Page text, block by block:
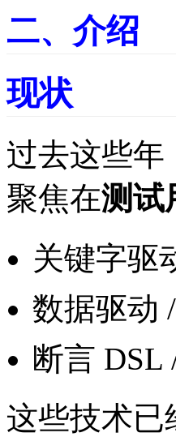
二、介绍
现状
过去这些年
聚焦在测试
关键字驱
数据驱动
断言 DSL
这些技术已